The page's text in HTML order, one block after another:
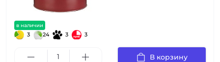
в наличии
3 24 3 3
В корзину